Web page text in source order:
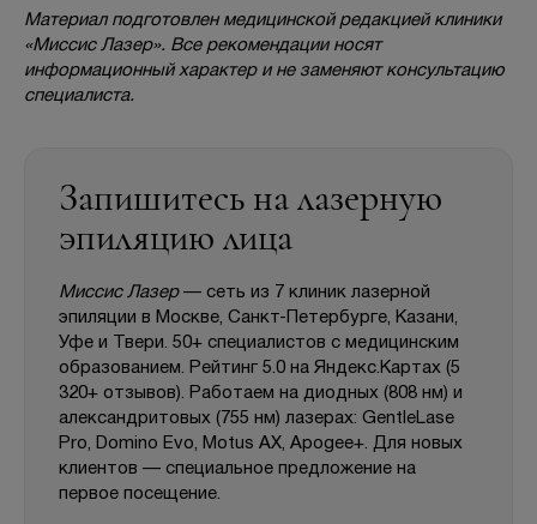
Материал подготовлен медицинской редакцией клиники
«Миссис Лазер». Все рекомендации носят
информационный характер и не заменяют консультацию
специалиста.
Запишитесь на лазерную
эпиляцию лица
Миссис Лазер— сеть из 7 клиник лазерной
эпиляции в Москве, Санкт-Петербурге, Казани,
Уфе и Твери. 50+ специалистов с медицинским
образованием. Рейтинг 5.0 на Яндекс.Картах (5
320+ отзывов). Работаем на диодных (808 нм) и
александритовых (755 нм) лазерах: GentleLase
Pro, Domino Evo, Motus AX, Apogee+. Для новых
клиентов — специальное предложение на
первое посещение.